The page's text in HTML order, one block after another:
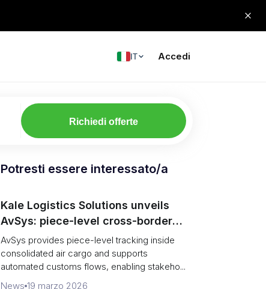
IT Accedi
Richiedi offerte
Potresti essere interessato/a
Kale Logistics Solutions unveils
AvSys: piece-level cross-border
e‑commerce tracking and
middle‑mile control
AvSys provides piece-level tracking inside
consolidated air cargo and supports
automated customs flows, enabling stakeho...
News 19 marzo 2026